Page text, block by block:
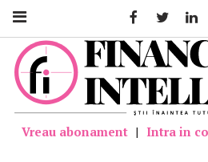
Vreau abonament | Intra in
FacebookTwitter